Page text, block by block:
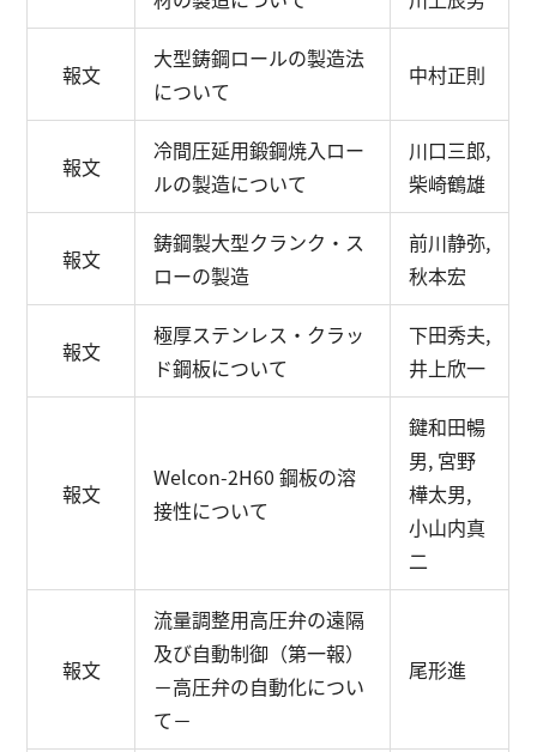
報文
大型鋳鋼ロールの製造法
について
中村正則
報文
冷間圧延用鍛鋼焼入ロー
ルの製造について
川口三郎,
柴崎鶴雄
報文
鋳鋼製大型クランク・ス
ローの製造
前川静弥,
秋本宏
報文
極厚ステンレス・クラッ
ド鋼板について
下田秀夫,
井上欣一
報文
Welcon-2H60 鋼板の溶
接性について
鍵和田暢
男, 宮野
樺太男,
小山内真
二
報文
流量調整用高圧弁の遠隔
及び自動制御（第一報）
－高圧弁の自動化につい
て－
尾形進